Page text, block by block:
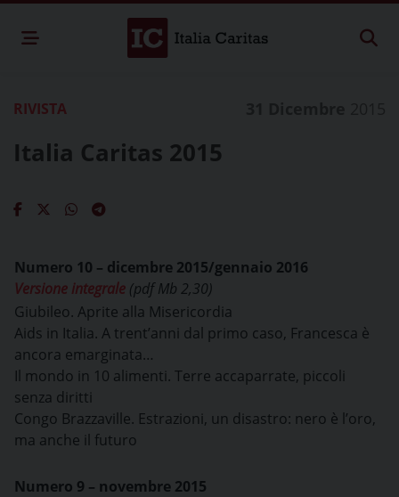
RIVISTA
Italia Caritas 2015
Numero 10 – dicembre 2015/gennaio 2016
Versione integrale (pdf Mb 2,30)
Giubileo. Aprite alla Misericordia
Aids in Italia. A trent’anni dal primo caso, Francesca è
ancora emarginata…
Il mondo in 10 alimenti. Terre accaparrate, piccoli
senza diritti
Congo Brazzaville. Estrazioni, un disastro: nero è l’oro,
ma anche il futuro
Numero 9 – novembre 2015